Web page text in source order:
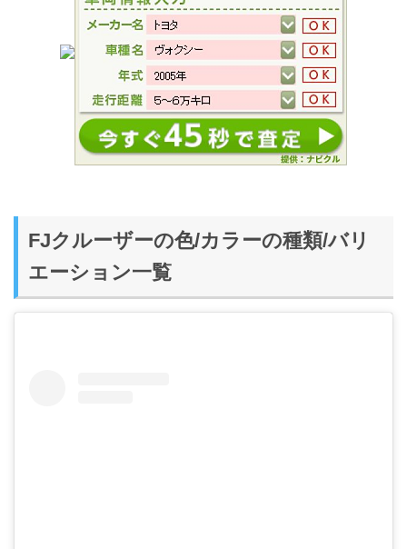
FJクルーザーの色/カラーの種類/バリ
エーション一覧